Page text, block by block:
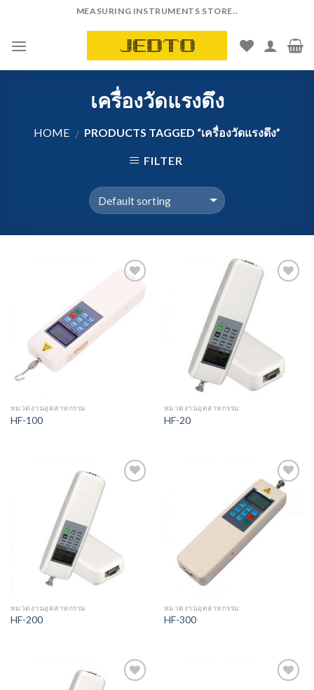
content
MEASURING INSTRUMENTS STORE..
เครื่องวัดแรงดึง
HOME / PRODUCTS TAGGED “เครื่องวัดแรงดึง”
FILTER
Wishlist
หมวดงานอุตสาหกรรม
HF-100
หมวดงานอุตสาหกรรม
HF-20
หมวดงานอุตสาหกรรม
HF-200
Add to
Wishlist
หมวดงานอุตสาหกรรม
HF-300